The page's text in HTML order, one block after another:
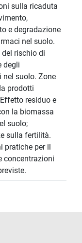
sulla ricaduta
e degradazione
nel suolo.
rischio di
degli
nel suolo. Zone
prodotti
residuo e
la biomassa
suolo;
sulla fertilità.
pratiche per il
concentrazioni